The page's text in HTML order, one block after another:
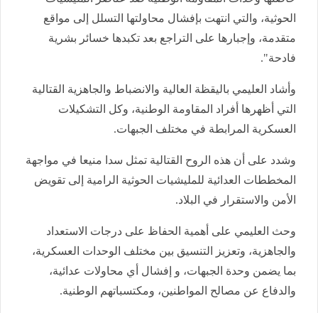
الحوثية، والتي انتهت بإفشال محاولتها التسلل إلى مواقع
متقدمة، وإجبارها على التراجع بعد تكبدها خسائر بشرية
فادحة".
وأشاد العليمي باليقظة العالية والانضباط والجاهزية القتالية
التي أظهرها أفراد المقاومة الوطنية، وكل التشكيلات
العسكرية المرابطة في مختلف الجبهات.
وشدد على أن هذه الروح القتالية تمثل سدا منيعا في مواجهة
المخططات العدائية للمليشيات الحوثية الرامية إلى تقويض
الأمن والاستقرار في البلاد.
وحث العليمي على أهمية الحفاظ على درجات الاستعداد
والجاهزية، وتعزيز التنسيق بين مختلف الوحدات العسكرية،
بما يضمن وحدة الجبهات، و إفشال أي محاولات عدائية،
والدفاع عن مصالح المواطنين، ومكتسباتهم الوطنية.